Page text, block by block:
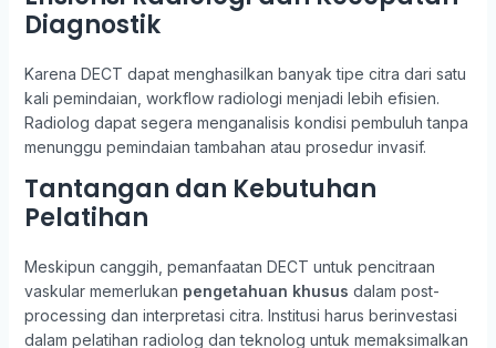
Diagnostik
Karena DECT dapat menghasilkan banyak tipe citra dari satu
kali pemindaian, workflow radiologi menjadi lebih efisien.
Radiolog dapat segera menganalisis kondisi pembuluh tanpa
menunggu pemindaian tambahan atau prosedur invasif.
Tantangan dan Kebutuhan
Pelatihan
Meskipun canggih, pemanfaatan DECT untuk pencitraan
vaskular memerlukan pengetahuan khusus dalam post-
processing dan interpretasi citra. Institusi harus berinvestasi
dalam pelatihan radiolog dan teknolog untuk memaksimalkan